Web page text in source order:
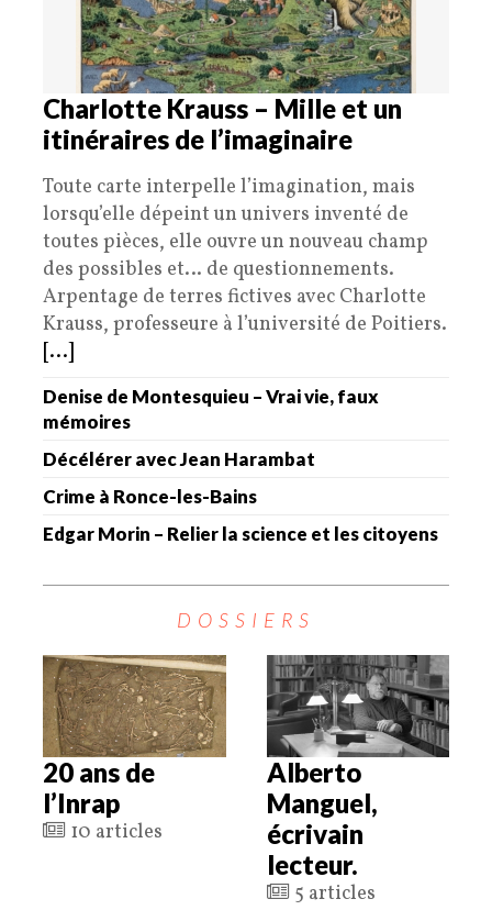
Charlotte Krauss – Mille et un
itinéraires de l’imaginaire
Toute carte interpelle l’imagination, mais
lorsqu’elle dépeint un univers inventé de
toutes pièces, elle ouvre un nouveau champ
des possibles et… de questionnements.
Arpentage de terres fictives avec Charlotte
Krauss, professeure à l’université de Poitiers.
[...]
Denise de Montesquieu – Vrai vie, faux
mémoires
Décélérer avec Jean Harambat
Crime à Ronce-les-Bains
Edgar Morin – Relier la science et les citoyens
DOSSIERS
20 ans de
l’Inrap
10 articles
Alberto
Manguel,
écrivain
lecteur.
5 articles